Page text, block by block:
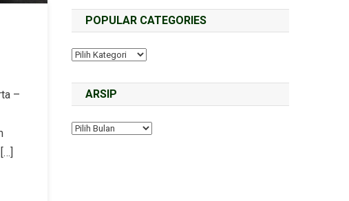
–
POPULAR CATEGORIES
ARSIP